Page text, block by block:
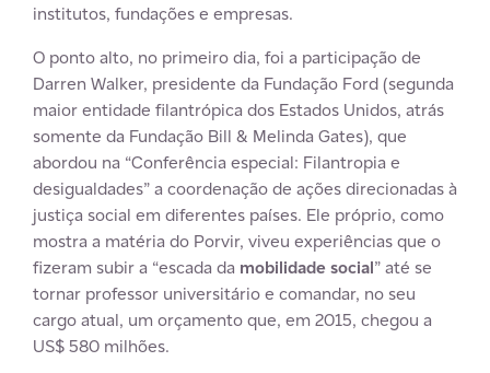
institutos, fundações e empresas.
O ponto alto, no primeiro dia, foi a participação de
Darren Walker, presidente da Fundação Ford (segunda
maior entidade filantrópica dos Estados Unidos, atrás
somente da Fundação Bill & Melinda Gates), que
abordou na “Conferência especial: Filantropia e
desigualdades” a coordenação de ações direcionadas à
justiça social em diferentes países. Ele próprio, como
mostra a matéria do Porvir, viveu experiências que o
fizeram subir a “escada da mobilidade social” até se
tornar professor universitário e comandar, no seu
cargo atual, um orçamento que, em 2015, chegou a
US$ 580 milhões.